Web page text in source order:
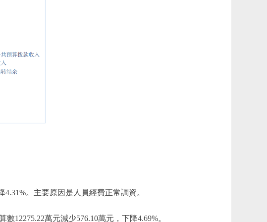
。主要原因是人員經費正常調資。
12275.22萬元減少576.10萬元，下降4.69%。